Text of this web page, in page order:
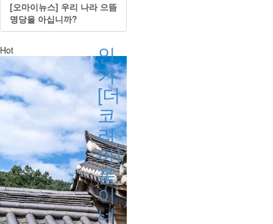
[오마이뉴스] 우리 나라 으뜸
명당을 아십니까?
Hot 인
기
[더
코
리
아]
품
이
너